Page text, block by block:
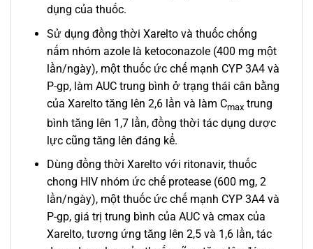
dụng của thuốc.
Sử dụng đồng thời Xarelto và thuốc chống
nấm nhóm azole là ketoconazole (400 mg một
lần/ngày), một thuốc ức chế mạnh CYP 3A4 và
P-gp, làm AUC trung bình ở trạng thái cân bằng
của Xarelto tăng lên 2,6 lần và làm Cmaxtrung
bình tăng lên 1,7 lần, đồng thời tác dụng dược
lực cũng tăng lên đáng kể.
Dùng đồng thời Xarelto với ritonavir, thuốc
chong HIV nhóm ức chế protease (600 mg, 2
lần/ngày), một thuốc ức chế mạnh CYP 3A4 và
P-gp, giá trị trung bình của AUC và cmax của
Xarelto, tương ứng tăng lên 2,5 và 1,6 lần, tác